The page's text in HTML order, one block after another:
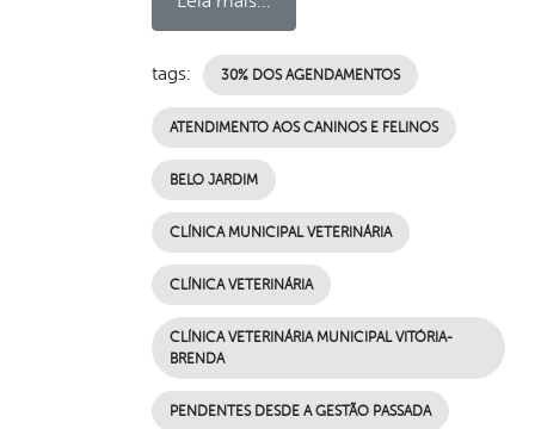
tags: 30% DOS AGENDAMENTOS
ATENDIMENTO AOS CANINOS E FELINOS
BELO JARDIM
CLÍNICA MUNICIPAL VETERINÁRIA
CLÍNICA VETERINÁRIA
CLÍNICA VETERINÁRIA MUNICIPAL VITÓRIA-
BRENDA
PENDENTES DESDE A GESTÃO PASSADA